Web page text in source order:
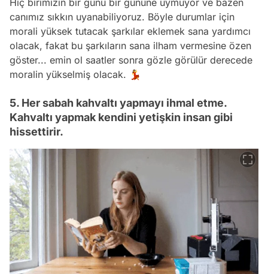
Hiç birimizin bir günü bir gününe uymuyor ve bazen
canımız sıkkın uyanabiliyoruz. Böyle durumlar için
morali yüksek tutacak şarkılar eklemek sana yardımcı
olacak, fakat bu şarkıların sana ilham vermesine özen
göster... emin ol saatler sonra gözle görülür derecede
moralin yükselmiş olacak. 💃
5. Her sabah kahvaltı yapmayı ihmal etme.
Kahvaltı yapmak kendini yetişkin insan gibi
hissettirir.